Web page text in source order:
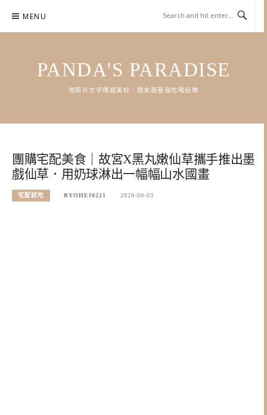
content
MENU
PANDA'S PARADISE
用照片文字傳遞美好．週末跟著我吃喝玩樂
團購宅配美食｜故宮X黑丸嫩仙草攜手推出墨
戲仙草．用奶球淋出一幅幅山水國畫
宅配試吃 RYOHEI0221 2020-09-03